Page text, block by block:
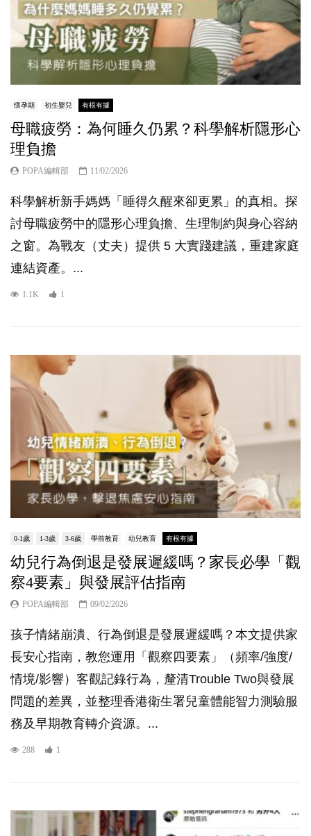
懷孕期 初生嬰兒 有根有據
母職疲勞：為何睡久仍累？科學解析隱形心
理負擔
POPA編輯部 11/02/2026
科學解析新手媽媽「睡得久醒來卻更累」的真相。探
討母職疲勞中的隱形心理負擔、生理制約與身心容納
之窗。為戰友（丈夫）提供 5 大實踐建議，重建家庭
連結資產。...
1.1K 1
0-1歲 1-3歲 3-6歲 學前教育 幼兒教育 有根有據
幼兒行為倒退是發展遲緩嗎？家長必學「觀
察4要素」與發展評估指南
POPA編輯部 09/02/2026
孩子情緒崩潰、行為倒退是發展遲緩嗎？本文提供家
長安心指南，教您運用「觀察四要素」（頻率/強度/
情境/影響）客觀記錄行為，釐清Trouble Two與發展
問題的差異，並整理香港衛生署兒童體能智力測驗服
務及早期教育轉介資源。...
288 1